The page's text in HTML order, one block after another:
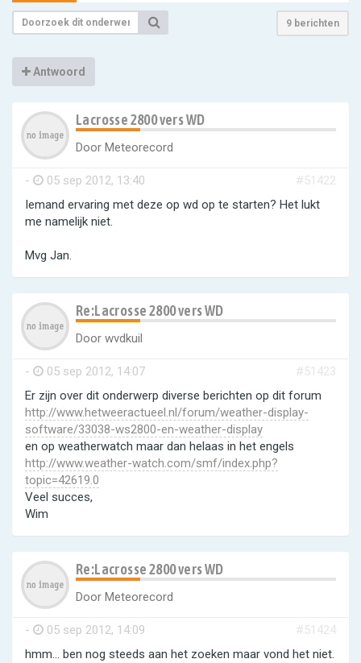
9 berichten
Antwoord
Lacrosse 2800 vers WD
Door Meteorecord
- 05 sep 2012, 13:40
#51422
Iemand ervaring met deze op wd op te starten? Het lukt
me namelijk niet.
Mvg Jan.
Re:Lacrosse 2800 vers WD
Door wvdkuil
- 05 sep 2012, 14:07
#51423
Er zijn over dit onderwerp diverse berichten op dit forum
http://www.hetweeractueel.nl/forum/weather-display-
software/33038-ws2800-en-weather-display
en op weatherwatch maar dan helaas in het engels
http://www.weather-watch.com/smf/index.php?
topic=42619.0
Veel succes,
Wim
Re:Lacrosse 2800 vers WD
Door Meteorecord
- 05 sep 2012, 14:09
#51424
hmm... ben nog steeds aan het zoeken maar vond het niet.